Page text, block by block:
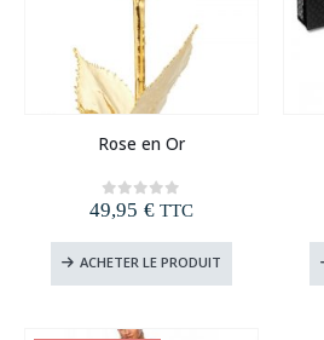
Rose en Or
0 out of 5
49,95 € TTC
ACHETER LE PRODUIT